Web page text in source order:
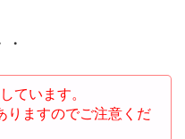
ています。
りますのでご注意くだ